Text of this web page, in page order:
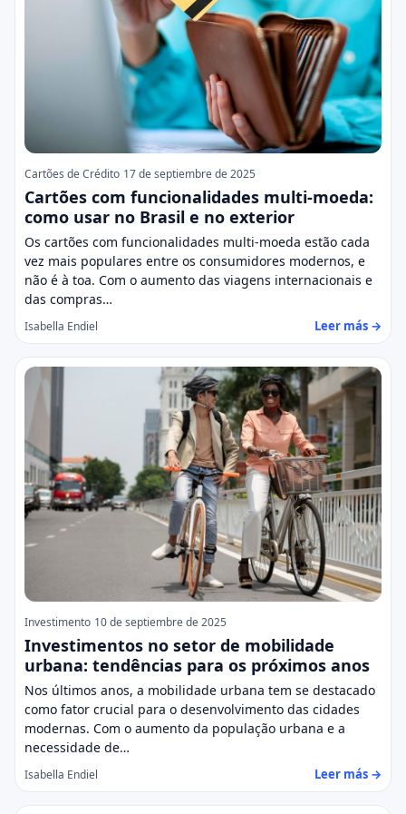
Cartões de Crédito 17 de septiembre de 2025
Cartões com funcionalidades multi-moeda:
como usar no Brasil e no exterior
Os cartões com funcionalidades multi-moeda estão cada
vez mais populares entre os consumidores modernos, e
não é à toa. Com o aumento das viagens internacionais e
das compras…
Isabella Endiel Leer más →
Investimento 10 de septiembre de 2025
Investimentos no setor de mobilidade
urbana: tendências para os próximos anos
Nos últimos anos, a mobilidade urbana tem se destacado
como fator crucial para o desenvolvimento das cidades
modernas. Com o aumento da população urbana e a
necessidade de…
Isabella Endiel Leer más →